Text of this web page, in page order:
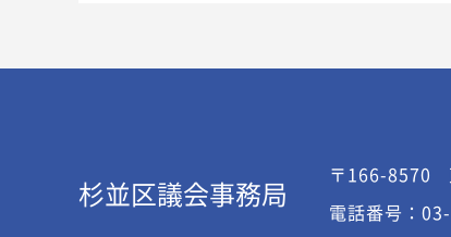
杉並区議会事務局 〒166-8570
電話番号：